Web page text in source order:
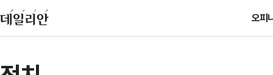
오피